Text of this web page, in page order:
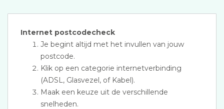
Internet postcodecheck
Je begint altijd met het invullen van jouw
postcode.
Klik op een categorie internetverbinding
(ADSL, Glasvezel, of Kabel).
Maak een keuze uit de verschillende
snelheden.